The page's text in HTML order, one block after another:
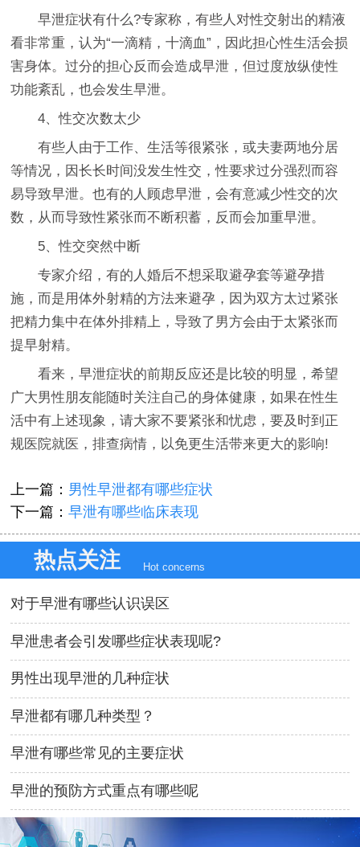
早泄症状有什么?专家称，有些人对性交射出的精液
看非常重，认为“一滴精，十滴血”，因此担心性生活会损
害身体。过分的担心反而会造成早泄，但过度放纵使性
功能紊乱，也会发生早泄。
4、性交次数太少
有些人由于工作、生活等很紧张，或夫妻两地分居
等情况，因长长时间没发生性交，性要求过分强烈而容
易导致早泄。也有的人顾虑早泄，会有意减少性交的次
数，从而导致性紧张而不断积蓄，反而会加重早泄。
5、性交突然中断
专家介绍，有的人婚后不想采取避孕套等避孕措
施，而是用体外射精的方法来避孕，因为双方太过紧张
把精力集中在体外排精上，导致了男方会由于太紧张而
提早射精。
看来，早泄症状的前期反应还是比较的明显，希望
广大男性朋友能随时关注自己的身体健康，如果在性生
活中有上述现象，请大家不要紧张和忧虑，要及时到正
规医院就医，排查病情，以免更生活带来更大的影响!
上一篇： 男性早泄都有哪些症状
下一篇：早泄有哪些临床表现
热点关注 Hot concerns
对于早泄有哪些认识误区
早泄患者会引发哪些症状表现呢?
男性出现早泄的几种症状
早泄都有哪几种类型？
早泄有哪些常见的主要症状
早泄的预防方式重点有哪些呢